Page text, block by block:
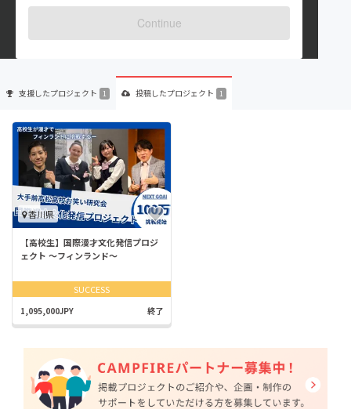
Continue
出身国：日本 出身地：香川県
大手前高松高等学校2年/お笑い研究会部長
支援したプロジェクト 1 投稿したプロジェクト 1
香川県
【高校生】国際漫才文化発信プロジ
ェクト ～フィンランド～
SUCCESS
1,095,000JPY 終了